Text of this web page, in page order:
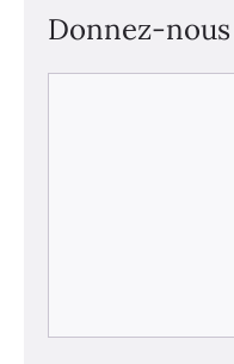
Donnez-